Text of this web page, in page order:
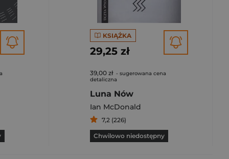
KSIĄŻKA
29,25 zł
39,00 zł - sugerowana cena
detaliczna
Luna Nów
Ian McDonald
7,2 (226)
Chwilowo niedostępny